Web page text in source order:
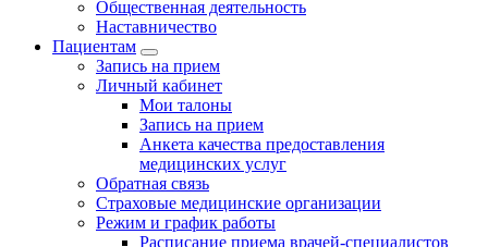
Общественная деятельность
Наставничество
Пациентам
Запись на прием
Личный кабинет
Мои талоны
Запись на прием
Анкета качества предоставления
медицинских услуг
Обратная связь
Страховые медицинские организации
Режим и график работы
Расписание приема врачей-специалистов